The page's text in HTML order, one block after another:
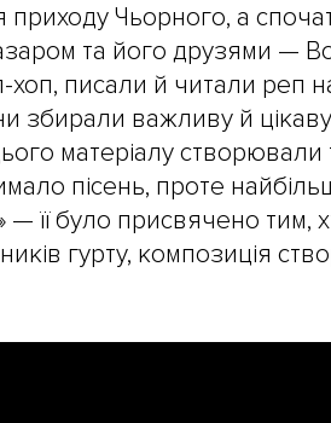
приходу Чьорного, а
та його друзями —
хоп, писали й читали реп
збирали важливу й
матеріалу створювали
пісень, проте
її було присвячено тим,
гурту, композиція